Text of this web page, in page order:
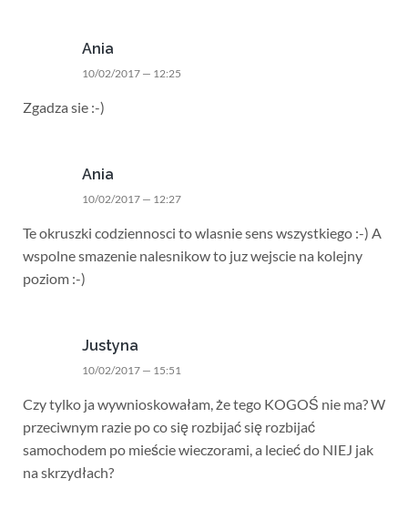
Ania
10/02/2017 — 12:25
Zgadza sie :-)
Ania
10/02/2017 — 12:27
Te okruszki codziennosci to wlasnie sens wszystkiego :-) A
wspolne smazenie nalesnikow to juz wejscie na kolejny
poziom :-)
Justyna
10/02/2017 — 15:51
Czy tylko ja wywnioskowałam, że tego KOGOŚ nie ma? W
przeciwnym razie po co się rozbijać się rozbijać
samochodem po mieście wieczorami, a lecieć do NIEJ jak
na skrzydłach?